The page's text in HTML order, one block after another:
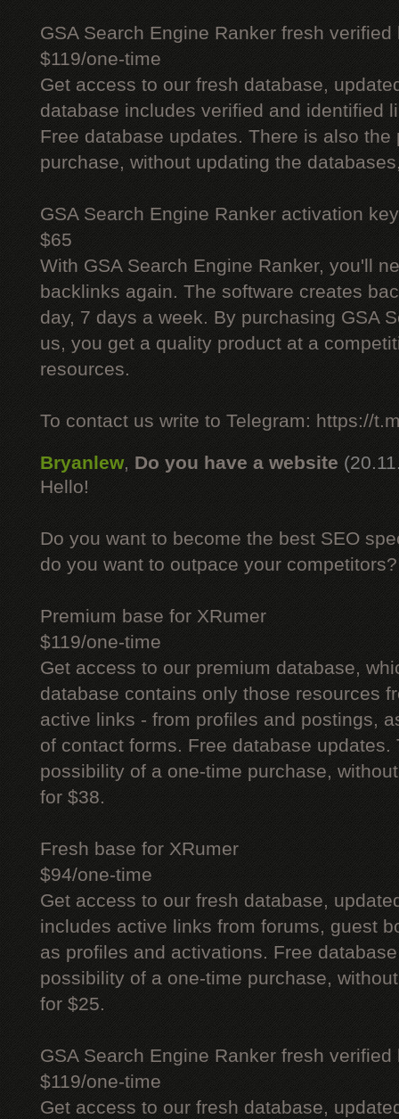
GSA Search Engine Ranker fresh verified
$119/one-time
Get access to our fresh database,
database includes verified and identified
Free database updates. There is also
purchase, without updating the
GSA Search Engine Ranker activation key
$65
With GSA Search Engine Ranker, you'll
backlinks again. The software creates
day, 7 days a week. By purchasing GSA
us, you get a quality product at a
resources.
To contact us write to Telegram: https://
Bryanlew, Do you have a website
Hello!
Do you want to become the best SEO
do you want to outpace your competitors?
Premium base for XRumer
$119/one-time
Get access to our premium database,
database contains only those resources
active links - from profiles and postings,
of contact forms. Free database updates.
possibility of a one-time purchase,
for $38.
Fresh base for XRumer
$94/one-time
Get access to our fresh database,
includes active links from forums, guest
as profiles and activations. Free
possibility of a one-time purchase,
for $25.
GSA Search Engine Ranker fresh verified
$119/one-time
Get access to our fresh database,